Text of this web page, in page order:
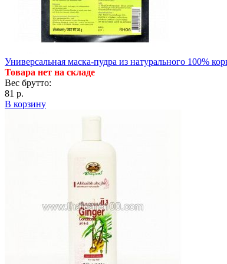
Универсальная маска-пудра из натурального 100%
Товара нет на складе
Вес брутто:
81 р.
В корзину